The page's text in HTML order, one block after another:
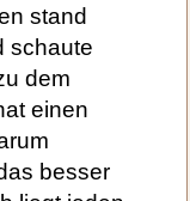
stand
schaute
dem
einen
besser